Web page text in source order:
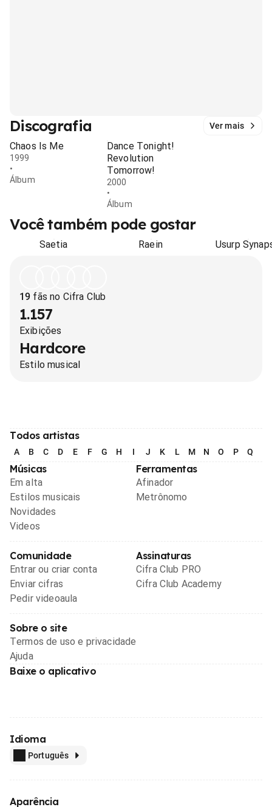
Discografia Ver mais
Chaos Is Me
1999
•
Álbum
Dance Tonight!
Revolution
Tomorrow!
2000
•
Álbum
Você também pode gostar
Saetia Raein Usurp
19 fãs no Cifra Club
1.157
Exibições
Hardcore
Estilo musical
Todos artistas
A B C D E F G H I J K L M N O P Q
Músicas
Em alta
Estilos musicais
Novidades
Videos
Ferramentas
Afinador
Metrônomo
Comunidade
Entrar ou criar conta
Enviar cifras
Pedir videoaula
Assinaturas
Cifra Club PRO
Cifra Club Academy
Sobre o site
Termos de uso e privacidade
Ajuda
Baixe o aplicativo
Idioma
Português
Aparência